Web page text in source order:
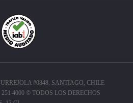
#0848, SANTIAGO, CHILE
4000 © TODOS LOS DERECHOS